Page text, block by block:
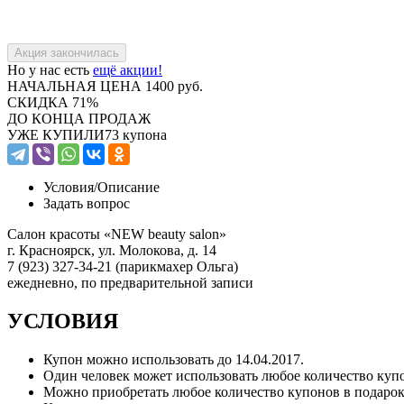
Но у нас есть ещё акции!
НАЧАЛЬНАЯ ЦЕНА 1400 руб.
СКИДКА 71%
ДО КОНЦА ПРОДАЖ
УЖЕ КУПИЛИ73 купона
Условия/Описание
Задать вопрос
Салон красоты «NEW beauty salon»
г. Красноярск, ул. Молокова, д. 14
7 (923) 327-34-21 (парикмахер Ольга)
ежедневно, по предварительной записи
УСЛОВИЯ
Купон можно использовать до 14.04.2017.
Один человек может использовать любое количество
Можно приобретать любое количество купонов в